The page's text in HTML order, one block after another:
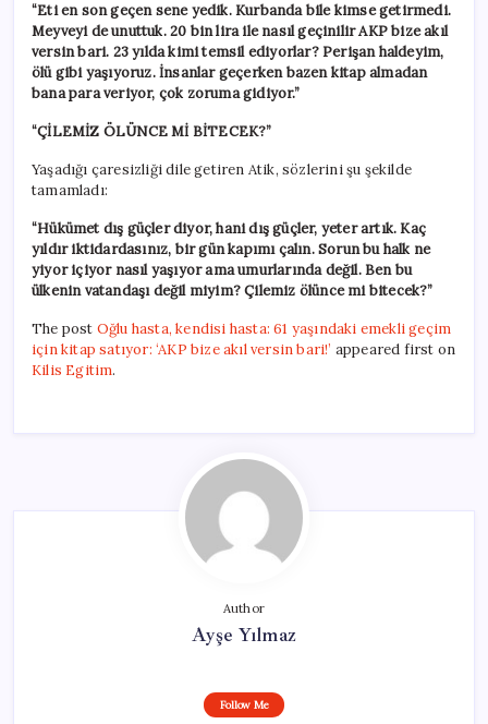
“Eti en son geçen sene yedik. Kurbanda bile kimse getirmedi.
Meyveyi de unuttuk. 20 bin lira ile nasıl geçinilir AKP bize akıl
versin bari. 23 yılda kimi temsil ediyorlar? Perişan haldeyim,
ölü gibi yaşıyoruz. İnsanlar geçerken bazen kitap almadan
bana para veriyor, çok zoruma gidiyor.”
“ÇİLEMİZ ÖLÜNCE Mİ BİTECEK?”
Yaşadığı çaresizliği dile getiren Atik, sözlerini şu şekilde
tamamladı:
“Hükümet dış güçler diyor, hani dış güçler, yeter artık. Kaç
yıldır iktidardasınız, bir gün kapımı çalın. Sorun bu halk ne
yiyor içiyor nasıl yaşıyor ama umurlarında değil. Ben bu
ülkenin vatandaşı değil miyim? Çilemiz ölünce mi bitecek?”
The post Oğlu hasta, kendisi hasta: 61 yaşındaki emekli geçim
için kitap satıyor: ‘AKP bize akıl versin bari!’ appeared first on
Kilis Egitim.
Author
Ayşe Yılmaz
Follow Me